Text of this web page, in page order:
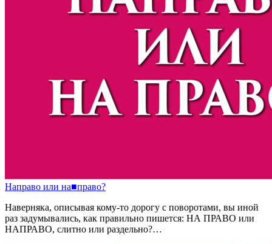
Направо или на■право?
Наверняка, описывая кому-то дорогу с поворотами, вы иной
раз задумывались, как правильно пишется: НА ПРАВО или
НАПРАВО, слитно или раздельно?…